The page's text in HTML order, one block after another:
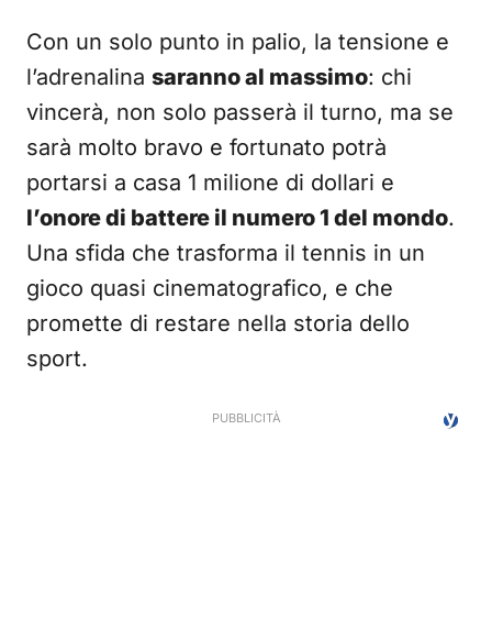
Con un solo punto in palio, la tensione e
l’adrenalina saranno al massimo: chi
vincerà, non solo passerà il turno, ma se
sarà molto bravo e fortunato potrà
portarsi a casa 1 milione di dollari e
l’onore di battere il numero 1 del mondo.
Una sfida che trasforma il tennis in un
gioco quasi cinematografico, e che
promette di restare nella storia dello
sport.